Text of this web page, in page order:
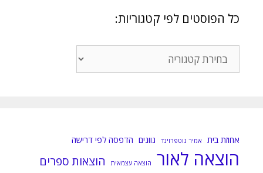
כל הפוסטים לפי קטגוריות:
הפוסטים
אחוזת בית אמיר גוטפרוינד גוונים הדפסה לפי דרישה
הוצאה לאור הוצאה עצמאית הוצאות ספרים